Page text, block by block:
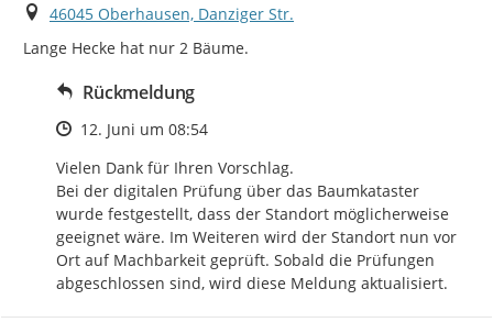
Ort
46045 Oberhausen, Danziger Str.
Lange Hecke hat nur 2 Bäume.
Rückmeldung
Zeitpunkt des Erstellens
12. Juni um 08:54
Vielen Dank für Ihren Vorschlag.
Bei der digitalen Prüfung über das Baumkataster
wurde festgestellt, dass der Standort möglicherweise
geeignet wäre. Im Weiteren wird der Standort nun vor
Ort auf Machbarkeit geprüft. Sobald die Prüfungen
abgeschlossen sind, wird diese Meldung aktualisiert.